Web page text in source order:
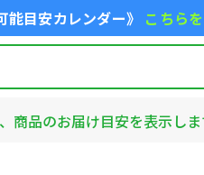
能目安カレンダー》 こちら
商品のお届け目安を表示しま